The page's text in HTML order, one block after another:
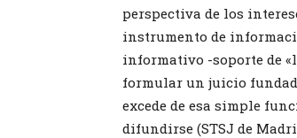
perspectiva de los
instrumento de
informativo -soporte de
formular un juicio
excede de esa simple
difundirse (STSJ de